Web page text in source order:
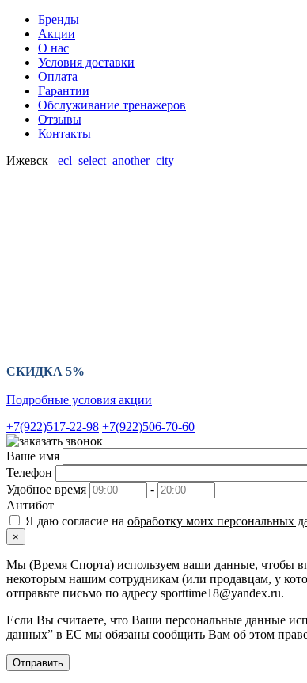
Бренды
Акции
О нас
Условия доставки
Оплата
Гарантии
Обслуживание тренажеров
Отзывы
Контакты
Ижевск
_ecl_select_another_city
СКИДКА 5%
Подробные условия акции
+7(922)517-22-98 +7(922)506-70-60
Ваше имя
Телефон
Удобное время
-
Антибот
Я даю согласие на обработку моих персональных
×
Мы (Время Спорта) используем ваши данные, чтобы
некоторым нашим сотрудникам (или продавцам, у
отправьте письмо по адресу sporttime18@yandex.ru.
Если Вы считаете, что Ваши персональные данные
данных” в ЕС мы обязаны сообщить Вам об этом
Отправить